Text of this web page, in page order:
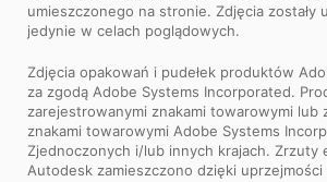
umieszczonego na stronie. Zdjęcia zostały
jedynie w celach poglądowych.
Zdjęcia opakowań i pudełek produktów
za zgodą Adobe Systems Incorporated.
zarejestrowanymi znakami towarowymi lub
znakami towarowymi Adobe Systems
Zjednoczonych i/lub innych krajach. Zrzuty
Autodesk zamieszczono dzięki